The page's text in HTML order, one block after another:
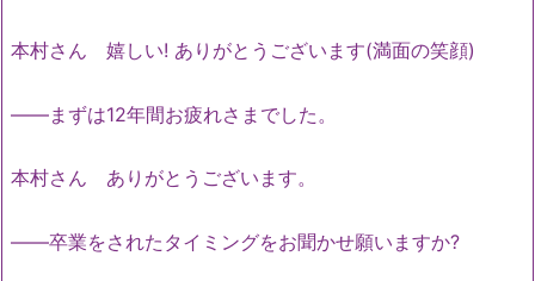
本村さん 嬉しい! ありがとうございます(満面の笑顔)
――まずは12年間お疲れさまでした。
本村さん ありがとうございます。
――卒業をされたタイミングをお聞かせ願いますか?